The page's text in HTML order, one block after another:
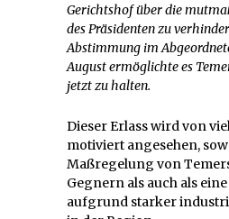
Gerichtshof über die
des Präsidenten zu
Abstimmung im
August ermöglichte es
jetzt zu halten.
Dieser Erlass wird von
motiviert angesehen,
Maßregelung von
Gegnern als auch als
aufgrund starker